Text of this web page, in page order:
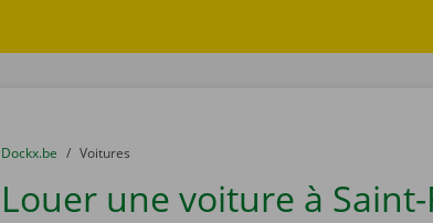
You are here:
du
Dockx.be to
Voitures
Louer une voiture à Saint-